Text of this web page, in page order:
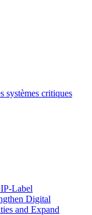
systèmes critiques
Label
Digital
and Expand